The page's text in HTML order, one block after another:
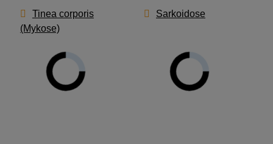
Tinea corporis
(Mykose)
Sarkoidose